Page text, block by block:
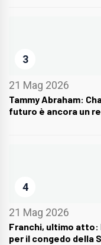
3
21 Mag 2026
Tammy Abraham:
futuro è ancora un
4
21 Mag 2026
Franchi, ultimo atto:
per il congedo della